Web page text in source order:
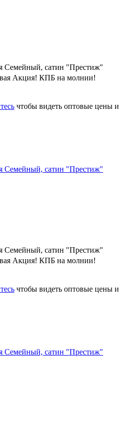
Семейный, сатин "Престиж"
Акция! КПБ на молнии!
чтобы видеть оптовые цены и
Семейный, сатин "Престиж"
Семейный, сатин "Престиж"
Акция! КПБ на молнии!
чтобы видеть оптовые цены и
Семейный, сатин "Престиж"